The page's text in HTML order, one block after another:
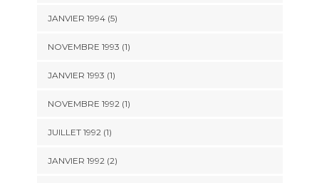
JANVIER 1994 (5)
NOVEMBRE 1993 (1)
JANVIER 1993 (1)
NOVEMBRE 1992 (1)
JUILLET 1992 (1)
JANVIER 1992 (2)